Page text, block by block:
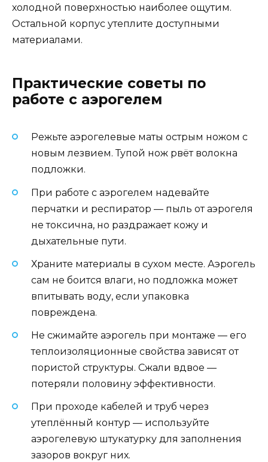
холодной поверхностью наиболее ощутим.
Остальной корпус утеплите доступными
материалами.
Практические советы по
работе с аэрогелем
Режьте аэрогелевые маты острым ножом с
новым лезвием. Тупой нож рвёт волокна
подложки.
При работе с аэрогелем надевайте
перчатки и респиратор — пыль от аэрогеля
не токсична, но раздражает кожу и
дыхательные пути.
Храните материалы в сухом месте. Аэрогель
сам не боится влаги, но подложка может
впитывать воду, если упаковка
повреждена.
Не сжимайте аэрогель при монтаже — его
теплоизоляционные свойства зависят от
пористой структуры. Сжали вдвое —
потеряли половину эффективности.
При проходе кабелей и труб через
утеплённый контур — используйте
аэрогелевую штукатурку для заполнения
зазоров вокруг них.